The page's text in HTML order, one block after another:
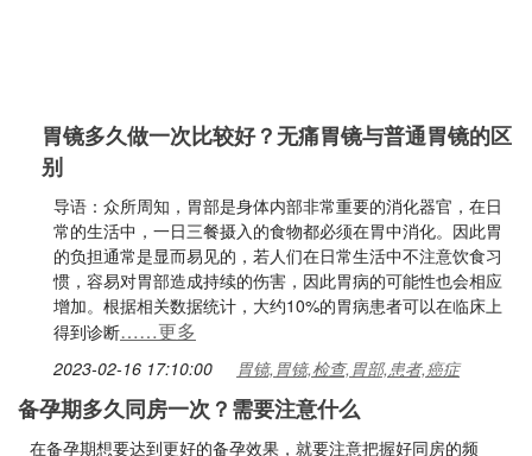
胃镜多久做一次比较好？无痛胃镜与普通胃镜的区
别
导语：众所周知，胃部是身体内部非常重要的消化器官，在日
常的生活中，一日三餐摄入的食物都必须在胃中消化。因此胃
的负担通常是显而易见的，若人们在日常生活中不注意饮食习
惯，容易对胃部造成持续的伤害，因此胃病的可能性也会相应
增加。根据相关数据统计，大约10%的胃病患者可以在临床上
得到诊断……更多
2023-02-16 17:10:00 胃镜,胃镜,检查,胃部,患者,癌症
备孕期多久同房一次？需要注意什么
在备孕期想要达到更好的备孕效果，就要注意把握好同房的频